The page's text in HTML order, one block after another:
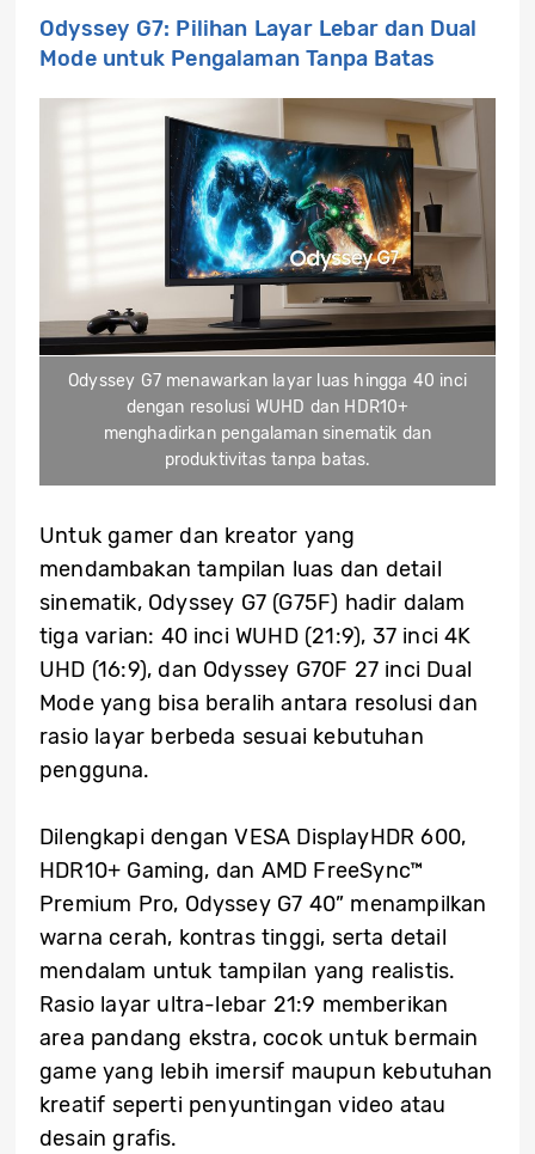
Odyssey G7: Pilihan Layar Lebar dan Dual
Mode untuk Pengalaman Tanpa Batas
Odyssey G7 menawarkan layar luas hingga 40 inci
dengan resolusi WUHD dan HDR10+
menghadirkan pengalaman sinematik dan
produktivitas tanpa batas.
Untuk gamer dan kreator yang
mendambakan tampilan luas dan detail
sinematik, Odyssey G7 (G75F) hadir dalam
tiga varian: 40 inci WUHD (21:9), 37 inci 4K
UHD (16:9), dan Odyssey G70F 27 inci Dual
Mode yang bisa beralih antara resolusi dan
rasio layar berbeda sesuai kebutuhan
pengguna.
Dilengkapi dengan VESA DisplayHDR 600,
HDR10+ Gaming, dan AMD FreeSync™
Premium Pro, Odyssey G7 40” menampilkan
warna cerah, kontras tinggi, serta detail
mendalam untuk tampilan yang realistis.
Rasio layar ultra-lebar 21:9 memberikan
area pandang ekstra, cocok untuk bermain
game yang lebih imersif maupun kebutuhan
kreatif seperti penyuntingan video atau
desain grafis.